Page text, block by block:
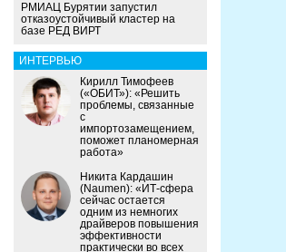
РМИАЦ Бурятии запустил
отказоустойчивый кластер на
базе РЕД ВИРТ
ИНТЕРВЬЮ
Кирилл Тимофеев
(«ОБИТ»): «Решить
проблемы, связанные
с
импортозамещением,
поможет планомерная
работа»
Никита Кардашин
(Naumen): «ИТ-сфера
сейчас остается
одним из немногих
драйверов повышения
эффективности
практически во всех